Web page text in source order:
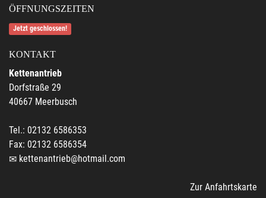
ÖFFNUNGSZEITEN
Jetzt geschlossen!
KONTAKT
Kettenantrieb
Dorfstraße 29
40667 Meerbusch
Tel.: 02132 6586353
Fax: 02132 6586354
kettenantrieb@hotmail.com
Zur Anfahrtskarte